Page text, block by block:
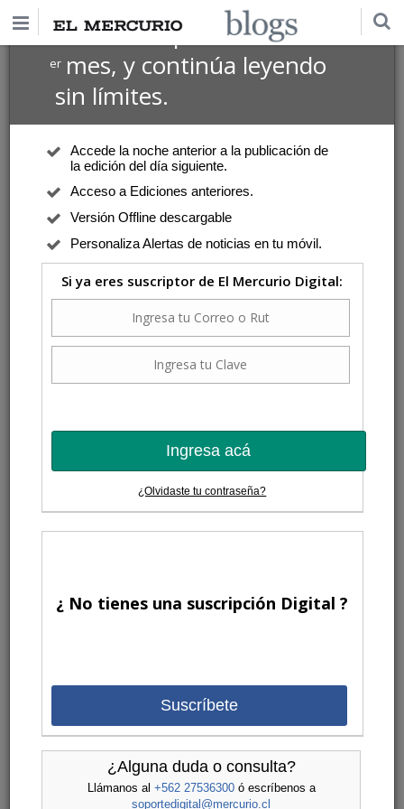
Suscríbete por $1 USD
ermes, y continúa leyendo
sin límites.
Accede la noche anterior a la publicación de
la edición del día siguiente.
Acceso a Ediciones anteriores.
Versión Offline descargable
Personaliza Alertas de noticias en tu móvil.
Si ya eres suscriptor de El Mercurio Digital:
Ingresa acá
¿Olvidaste tu contraseña?
¿ No tienes una suscripción Digital ?
Suscríbete
¿Alguna duda o consulta?
Llámanos al +562 27536300ó escríbenos a
soportedigital@mercurio.cl